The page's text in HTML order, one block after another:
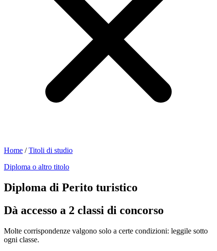
Home /Titoli di studio
Diploma o altro titolo
Diploma di Perito turistico
Dà accesso a 2 classi di concorso
Molte corrispondenze valgono solo a certe condizioni: leggile sotto
ogni classe.